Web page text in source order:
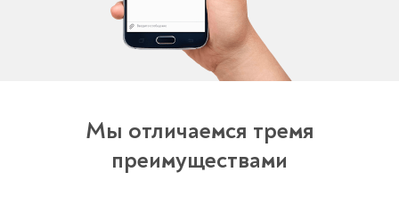
Мы отличаемся тремя
преимуществами